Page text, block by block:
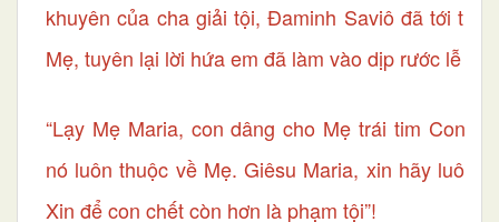
khuyên của cha giải tội, Đaminh Saviô đã tới
Mẹ, tuyên lại lời hứa em đã làm vào dịp rước lễ
“Lạy Mẹ Maria, con dâng cho Mẹ trái tim Con.
nó luôn thuộc về Mẹ. Giêsu Maria, xin hãy luôn
Xin để con chết còn hơn là phạm tội”!